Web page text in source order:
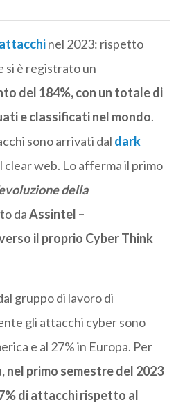
nel 2023: rispetto
si è registrato un
del 184%, con un totale di
e classificati nel mondo.
sono arrivati dal dark
clear web. Lo afferma il primo
della
daAssintel –
il proprio Cyber Think
gruppo di lavoro di
gli attacchi cyber sono
e al 27% in Europa. Per
nel primo semestre del 2023
di attacchi rispetto al